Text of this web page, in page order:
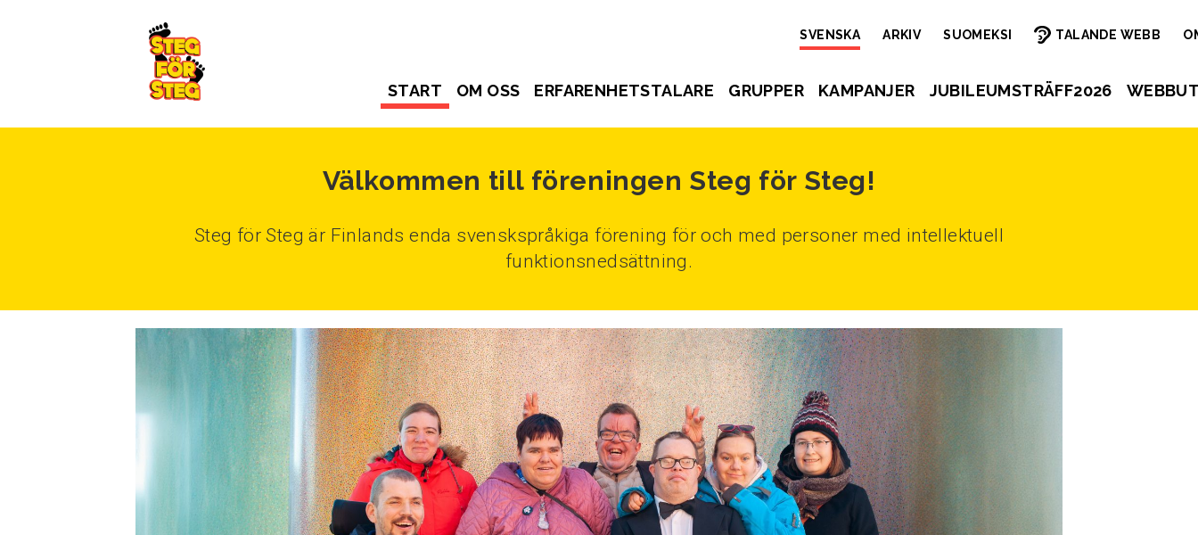
SVENSKA ARKIV SUOMEKSI TALANDE WEBB
START OM OSS ERFARENHETSTALARE GRUPPER KAMPANJER JUBILEUMSTRÄFF2026
Välkommen till föreningen Steg för Steg!
Steg för Steg är Finlands enda svenskspråkiga förening för och med personer med intellektuell
funktionsnedsättning.